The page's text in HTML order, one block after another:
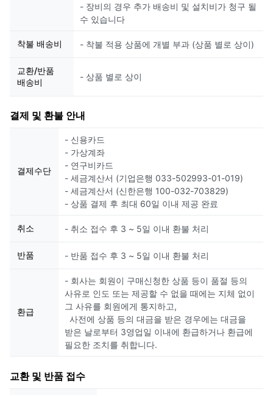
- 장비의 경우 추가 배송비 및 설치비가 청구 될
수 있습니다
착불 배송비 - 착불 적용 상품에 개별 부과 (상품 별로 상이)
교환/반품
배송비
- 상품 별로 상이
결제 및 환불 안내
결제수단
- 신용카드
- 가상계좌
- 연구비카드
- 세금계산서 (기업은행 033-502993-01-019)
- 세금계산서 (신한은행 100-032-703829)
- 상품 결제 후 최대 60일 이내 제공 완료
취소 - 취소 접수 후 3 ~ 5일 이내 환불 처리
반품 - 반품 접수 후 3 ~ 5일 이내 환불 처리
환급
- 회사는 회원이 구매신청한 상품 등이 품절 등의
사유로 인도 또는 제공할 수 없을 때에는 지체 없이
그 사유를 회원에게 통지하고,
사전에 상품 등의 대금을 받은 경우에는 대금을
받은 날로부터 3영업일 이내에 환급하거나 환급에
필요한 조치를 취합니다.
교환 및 반품 접수